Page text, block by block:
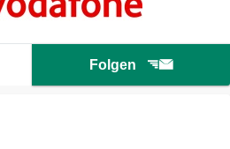
Folgen